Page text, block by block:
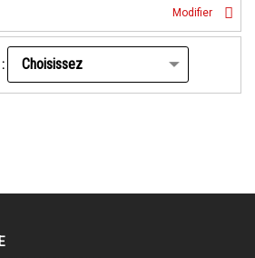
Modifier